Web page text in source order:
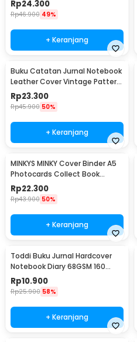
Rp24.300
Rp46.900 49%
+ Keranjang
Buku Catatan Jurnal Notebook
Leather Cover Vintage Pattern
- CW-64
Rp23.300
Rp45.900 50%
+ Keranjang
MINKYS MINKY Cover Binder A5
Photocards Collect Book
Postcard Holder - 2021
Rp22.300
Rp43.900 50%
+ Keranjang
Toddi Buku Jurnal Hardcover
Notebook Diary 68GSM 160
Halaman Lined - CW-74
Rp10.900
Rp25.900 58%
+ Keranjang